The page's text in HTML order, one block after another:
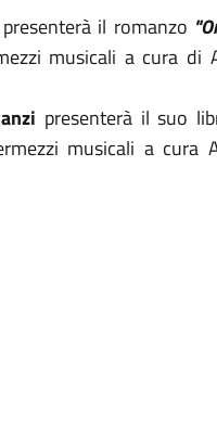
presenterà il romanzo
musicali a cura di
presenterà il suo
musicali a cura